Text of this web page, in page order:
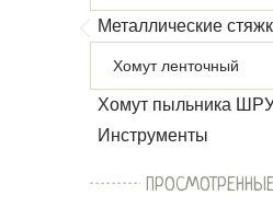
Металлические
Хомут ленточный
Хомут пыльника
Инструменты